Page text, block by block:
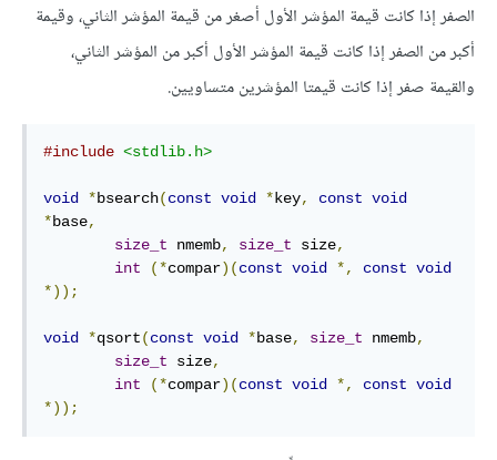
الصفر إذا كانت قيمة المؤشر الأول أصغر من قيمة المؤشر الثاني، وقيمة
أكبر من الصفر إذا كانت قيمة المؤشر الأول أكبر من المؤشر الثاني،
والقيمة صفر إذا كانت قيمتا المؤشرين متساويين.
#include <stdlib.h>
void *bsearch(const void *key, const void
*base,
size_t nmemb, size_t size,
int
(*compar)(const void *, const void
*));
void *qsort(const void *base, size_t nmemb,
size_t size,
int
(*compar)(const void *, const void
*));